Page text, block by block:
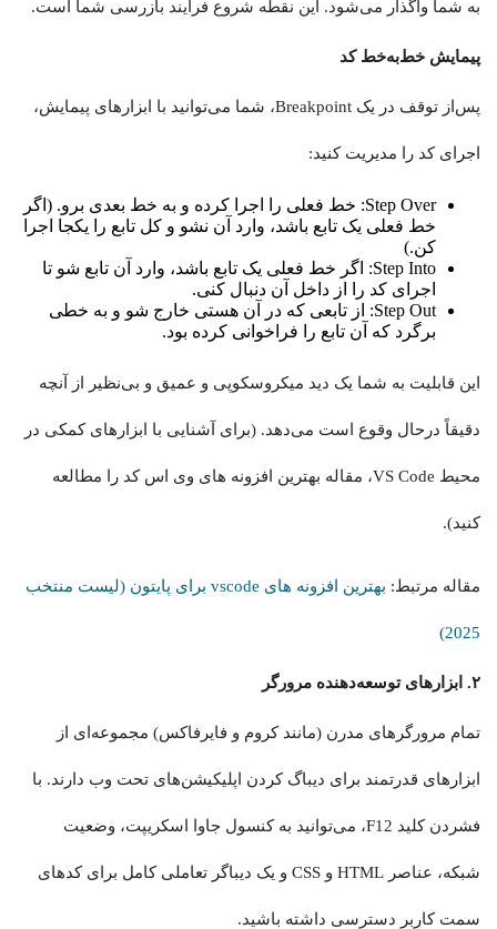
به شما واگذار می‌شود. این نقطه شروع فرایند بازرسی شما است.
پیمایش خط‌به‌خط کد
پس‌از توقف در یک Breakpoint، شما می‌توانید با ابزارهای پیمایش،
اجرای کد را مدیریت کنید:
Step Over: خط فعلی را اجرا کرده و به خط بعدی برو. (اگر
خط فعلی یک تابع باشد، وارد آن نشو و کل تابع را یکجا اجرا
کن.)
Step Into: اگر خط فعلی یک تابع باشد، وارد آن تابع شو تا
اجرای کد را از داخل آن دنبال کنی.
Step Out: از تابعی که در آن هستی خارج شو و به خطی
برگرد که آن تابع را فراخوانی کرده بود.
این قابلیت به شما یک دید میکروسکوپی و عمیق و بی‌نظیر از آنچه
دقیقاً درحال وقوع است می‌دهد. (برای آشنایی با ابزارهای کمکی در
محیط VS Code، مقاله بهترین افزونه های وی اس کد را مطالعه
کنید).
مقاله مرتبط: بهترین افزونه های vscode برای پایتون (لیست منتخب
2025)
۲. ابزارهای توسعه‌دهنده مرورگر
تمام مرورگرهای مدرن (مانند کروم و فایرفاکس) مجموعه‌ای از
ابزارهای قدرتمند برای دیباگ کردن اپلیکیشن‌های تحت وب دارند. با
فشردن کلید F12، می‌توانید به کنسول جاوا اسکریپت، وضعیت
شبکه، عناصر HTML و CSS و یک دیباگر تعاملی کامل برای کدهای
سمت کاربر دسترسی داشته باشید.